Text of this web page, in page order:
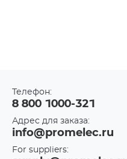
Телефон:
8 800 1000-321
Адрес для заказа:
info@promelec.ru
For suppliers: